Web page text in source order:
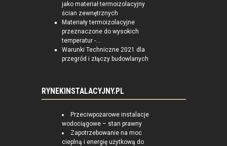
jako materiał termoizolacyjny
ścian zewnętrznych
Materiały termoizolacyjne
przeznaczone do wysokich
temperatur -...
Warunki Techniczne 2021 dla
przegród i złączy budowlanych
RYNEKINSTALACYJNY.PL
Przeciwpożarowe instalacje
wodociągowe – stan prawny
Zapotrzebowanie na moc
cieplną i energię użytkową do